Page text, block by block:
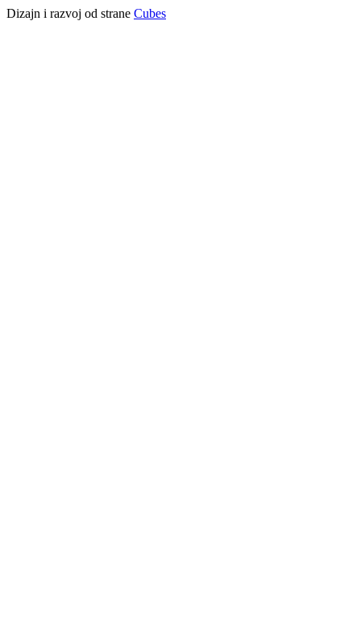
Dizajn i razvoj od strane Cubes